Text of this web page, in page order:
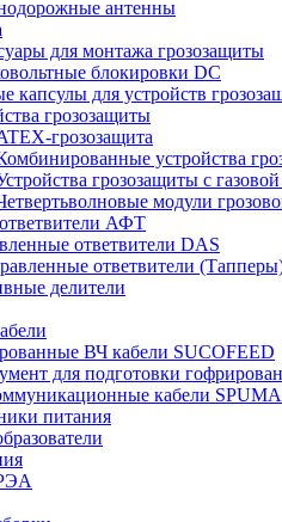
антенны
для монтажа грозозащиты
блокировки DC
капсулы для устройств
грозозащиты
грозозащита
устройства
грозозащиты с
модули
АФТ
ответвители DAS
ответвители
делители
ВЧ кабели SUCOFEED
для подготовки
кабели SPUMA
питания